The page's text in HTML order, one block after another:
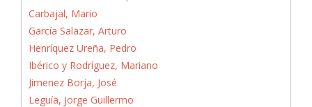
Carbajal, Mario
García Salazar, Arturo
Henríquez Ureña, Pedro
Ibérico y Rodríguez, Mariano
Jimenez Borja, José
Leguía, Jorge Guillermo